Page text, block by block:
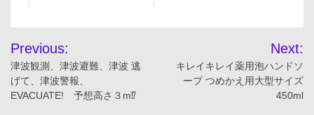
投
稿
ナ
Previous:
津波観測、津波避難、津波 逃
げて、津波警報、
EVACUATE! 予想高さ３m⁉
Next:
キレイキレイ薬用泡ハンドソ
ープ つめかえ用大型サイズ
450ml